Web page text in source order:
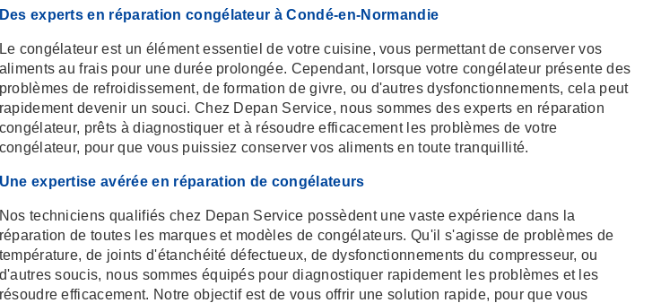
Des experts en réparation congélateur à Condé-en-Normandie
Le congélateur est un élément essentiel de votre cuisine, vous permettant de conserver vos
aliments au frais pour une durée prolongée. Cependant, lorsque votre congélateur présente des
problèmes de refroidissement, de formation de givre, ou d'autres dysfonctionnements, cela peut
rapidement devenir un souci. Chez Depan Service, nous sommes des experts en réparation
congélateur, prêts à diagnostiquer et à résoudre efficacement les problèmes de votre
congélateur, pour que vous puissiez conserver vos aliments en toute tranquillité.
Une expertise avérée en réparation de congélateurs
Nos techniciens qualifiés chez Depan Service possèdent une vaste expérience dans la
réparation de toutes les marques et modèles de congélateurs. Qu'il s'agisse de problèmes de
température, de joints d'étanchéité défectueux, de dysfonctionnements du compresseur, ou
d'autres soucis, nous sommes équipés pour diagnostiquer rapidement les problèmes et les
résoudre efficacement. Notre objectif est de vous offrir une solution rapide, pour que vous